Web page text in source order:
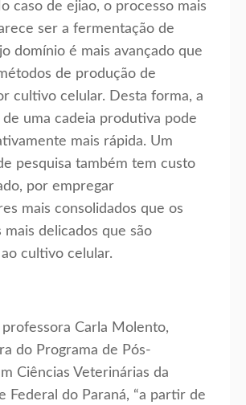
caso de ejiao, o processo mais
ser a fermentação de
domínio é mais avançado que
de produção de
cultivo celular. Desta forma, a
de uma cadeia produtiva pode
mais rápida. Um
pesquisa também tem custo
por empregar
mais consolidados que os
delicados que são
cultivo celular.
Carla Molento,
do Programa de Pós-
Ciências Veterinárias da
Federal do Paraná, “a partir de